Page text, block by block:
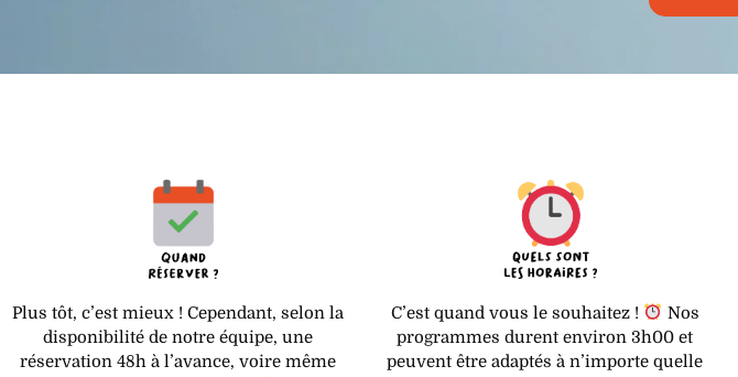
Plus tôt, c’est mieux ! Cependant, selon la
disponibilité de notre équipe, une
réservation 48h à l’avance, voire même
C’est quand vous le souhaitez !
Nos
programmes durent environ 3h00 et
peuvent être adaptés à n’importe quelle